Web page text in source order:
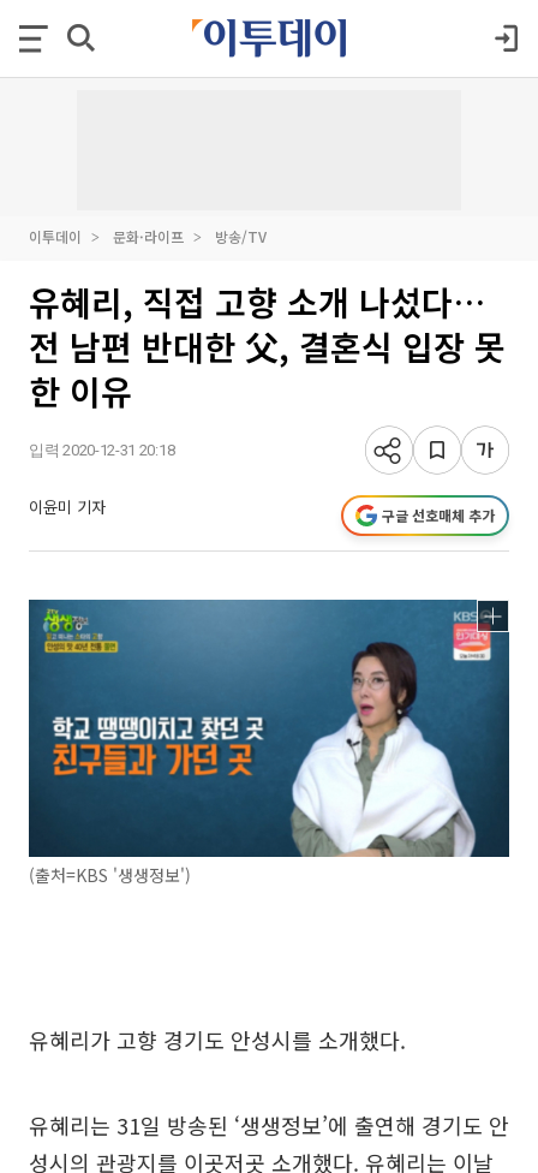
이투데이 문화·라이프 방송/TV
유혜리, 직접 고향 소개 나섰다…
전 남편 반대한 父, 결혼식 입장 못
한 이유
입력 2020-12-31 20:18
이윤미 기자 구글 선호매체 추가
(출처=KBS '생생정보')
유혜리가 고향 경기도 안성시를 소개했다.
유혜리는 31일 방송된 ‘생생정보’에 출연해 경기도 안
성시의 관광지를 이곳저곳 소개했다. 유혜리는 이날